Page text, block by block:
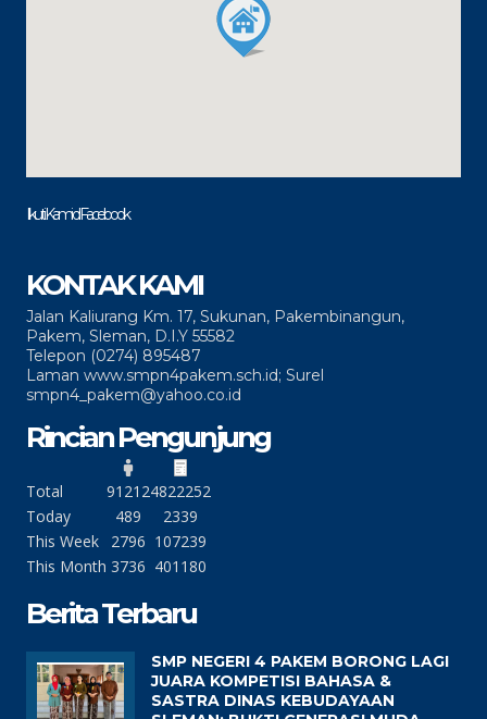
Ikuti Kami di Facebook
KONTAK KAMI
Jalan Kaliurang Km. 17, Sukunan, Pakembinangun,
Pakem, Sleman, D.I.Y 55582
Telepon (0274) 895487
Laman www.smpn4pakem.sch.id; Surel
smpn4_pakem@yahoo.co.id
Rincian Pengunjung
Total 912124822252
Today
489
2339
This Week
2796 107239
This Month 3736 401180
Berita Terbaru
SMP NEGERI 4 PAKEM BORONG LAGI
JUARA KOMPETISI BAHASA &
SASTRA DINAS KEBUDAYAAN